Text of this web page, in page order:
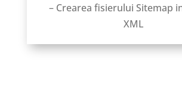
– Crearea fisierului Sitemap
XML